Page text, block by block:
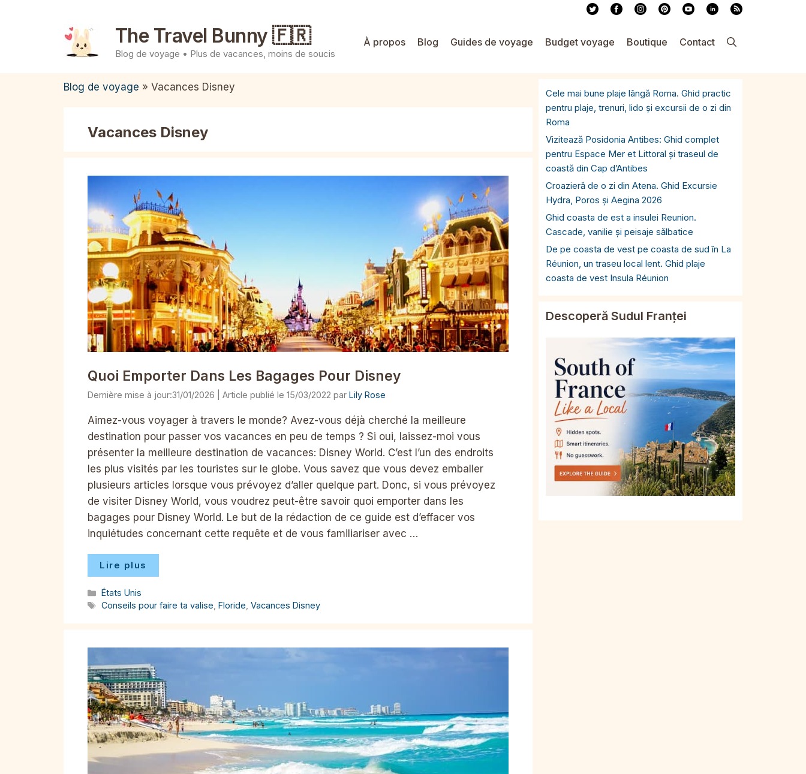
The Travel Bunny 🇫🇷
Blog de voyage • Plus de vacances, moins de soucis
À propos Blog Guides de voyage Budget voyage Boutique Contact
Blog de voyage » Vacances Disney
Vacances Disney
Quoi Emporter Dans Les Bagages Pour Disney
31/01/2026 15/03/2022 par Lily Rose
Aimez-vous voyager à travers le monde? Avez-vous déjà cherché la meilleure
destination pour passer vos vacances en peu de temps ? Si oui, laissez-moi vous
présenter la meilleure destination de vacances: Disney World. C’est l’un des endroits
les plus visités par les touristes sur le globe. Vous savez que vous devez emballer
plusieurs articles lorsque vous prévoyez d’aller quelque part. Donc, si vous prévoyez
de visiter Disney World, vous voudrez peut-être savoir quoi emporter dans les
bagages pour Disney World. Le but de la rédaction de ce guide est d’effacer vos
inquiétudes concernant cette requête et de vous familiariser avec …
Lire plus
Catégories
États Unis
Étiquettes
Conseils pour faire ta valise ,Floride ,Vacances Disney
Cele mai bune plaje lângă Roma. Ghid practic
pentru plaje, trenuri, lido și excursii de o zi din
Roma
Vizitează Posidonia Antibes: Ghid complet
pentru Espace Mer et Littoral și traseul de
coastă din Cap d’Antibes
Croazieră de o zi din Atena. Ghid Excursie
Hydra, Poros și Aegina 2026
Ghid coasta de est a insulei Reunion.
Cascade, vanilie și peisaje sălbatice
De pe coasta de vest pe coasta de sud în La
Réunion, un traseu local lent. Ghid plaje
coasta de vest Insula Réunion
Descoperă Sudul Franței